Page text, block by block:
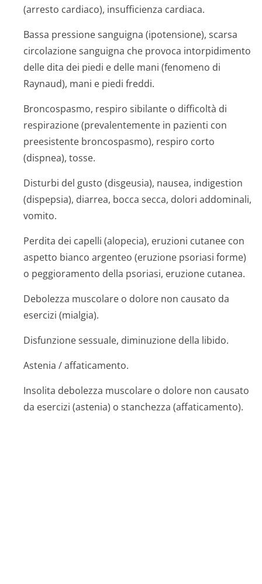
(arresto cardiaco), insufficienza cardiaca.
Bassa pressione sanguigna (ipotensione), scarsa
circolazione sanguigna che provoca intorpidimento
delle dita dei piedi e delle mani (fenomeno di
Raynaud), mani e piedi freddi.
Broncospasmo, respiro sibilante o difficoltà di
respirazione (prevalentemente in pazienti con
preesistente broncospasmo), respiro corto
(dispnea), tosse.
Disturbi del gusto (disgeusia), nausea, indigestion
(dispepsia), diarrea, bocca secca, dolori addominali,
vomito.
Perdita dei capelli (alopecia), eruzioni cutanee con
aspetto bianco argenteo (eruzione psoriasi forme)
o peggioramento della psoriasi, eruzione cutanea.
Debolezza muscolare o dolore non causato da
esercizi (mialgia).
Disfunzione sessuale, diminuzione della libido.
Astenia / affaticamento.
Insolita debolezza muscolare o dolore non causato
da esercizi (astenia) o stanchezza (affaticamento).